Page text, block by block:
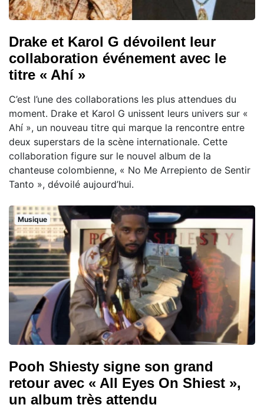
Drake et Karol G dévoilent leur
collaboration événement avec le
titre « Ahí »
C’est l’une des collaborations les plus attendues du
moment. Drake et Karol G unissent leurs univers sur «
Ahí », un nouveau titre qui marque la rencontre entre
deux superstars de la scène internationale. Cette
collaboration figure sur le nouvel album de la
chanteuse colombienne, « No Me Arrepiento de Sentir
Tanto », dévoilé aujourd’hui.
Musique
Pooh Shiesty signe son grand
retour avec « All Eyes On Shiest »,
un album très attendu